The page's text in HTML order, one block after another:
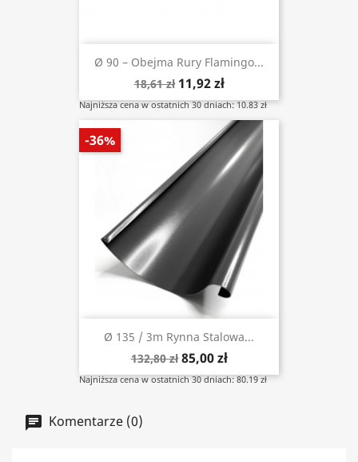
Ø 90 – Obejma Rury Flamingo...
18,61 zł 11,92 zł
Najniższa cena w ostatnich 30 dniach: 10.83 zł
Ø 135 / 3m Rynna Stalowa...
132,80 zł 85,00 zł
Najniższa cena w ostatnich 30 dniach: 80.19 zł
-36%
Komentarze (0)